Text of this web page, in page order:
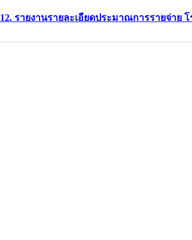
12. รายงานรายละเอียดประมาณการรายจ่าย โ